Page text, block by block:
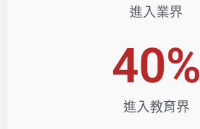
進入業界
進入教育界
40%